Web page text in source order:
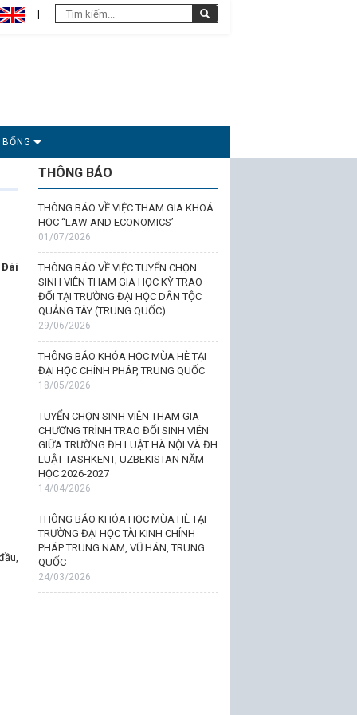
Đài
THÔNG BÁO
THÔNG BÁO VỀ VIỆC THAM GIA KHOÁ
HỌC “LAW AND ECONOMICS’
01/07/2026
THÔNG BÁO VỀ VIỆC TUYỂN CHỌN
SINH VIÊN THAM GIA HỌC KỲ TRAO
ĐỔI TẠI TRƯỜNG ĐẠI HỌC DÂN TỘC
QUẢNG TÂY (TRUNG QUỐC)
29/06/2026
THÔNG BÁO KHÓA HỌC MÙA HÈ TẠI
ĐẠI HỌC CHÍNH PHÁP, TRUNG QUỐC
18/05/2026
TUYỂN CHỌN SINH VIÊN THAM GIA
CHƯƠNG TRÌNH TRAO ĐỔI SINH VIÊN
GIỮA TRƯỜNG ĐH LUẬT HÀ NỘI VÀ ĐH
LUẬT TASHKENT, UZBEKISTAN NĂM
HỌC 2026-2027
14/04/2026
THÔNG BÁO KHÓA HỌC MÙA HÈ TẠI
TRƯỜNG ĐẠI HỌC TÀI KINH CHÍNH
PHÁP TRUNG NAM, VŨ HÁN, TRUNG
QUỐC
24/03/2026